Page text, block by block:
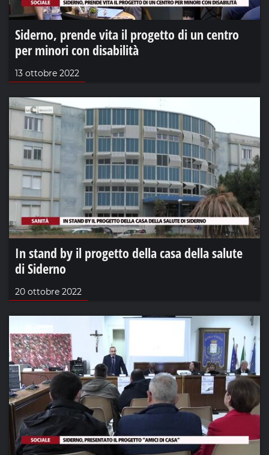
Siderno, prende vita il progetto di un centro
per minori con disabilità
13 ottobre 2022
In stand by il progetto della casa della salute
di Siderno
20 ottobre 2022